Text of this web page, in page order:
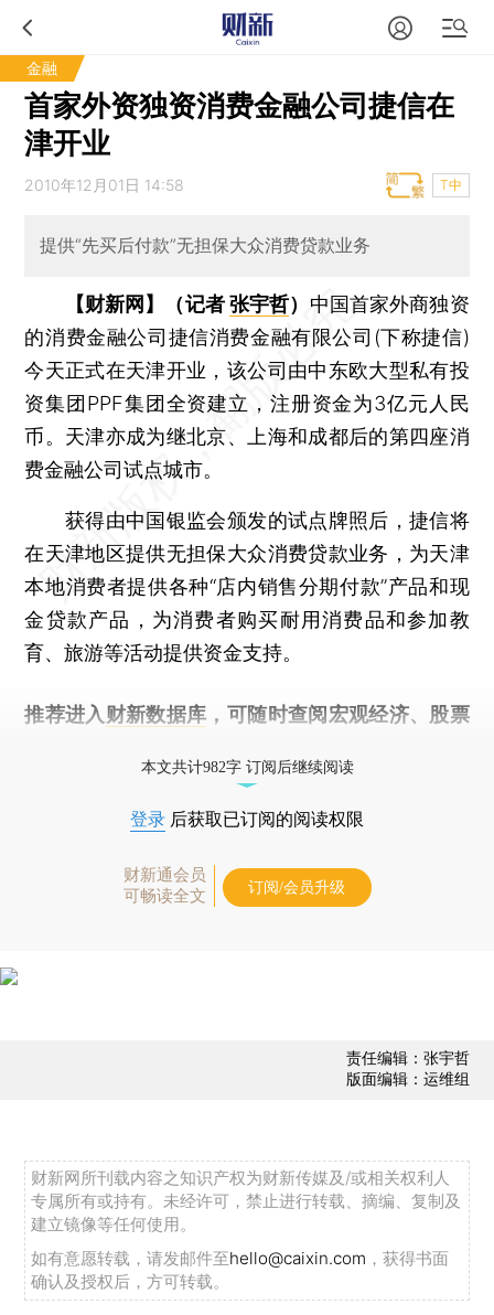
金融
首家外资独资消费金融公司捷信在
津开业
2010年12月01日 14:58 T中
提供“先买后付款”无担保大众消费贷款业务
【财新网】（记者张宇哲） 中国首家外商独资
的消费金融公司捷信消费金融有限公司(下称捷信)
今天正式在天津开业，该公司由中东欧大型私有投
资集团PPF集团全资建立，注册资金为3亿元人民
币。天津亦成为继北京、上海和成都后的第四座消
费金融公司试点城市。
获得由中国银监会颁发的试点牌照后，捷信将
在天津地区提供无担保大众消费贷款业务，为天津
本地消费者提供各种“店内销售分期付款”产品和现
金贷款产品，为消费者购买耐用消费品和参加教
育、旅游等活动提供资金支持。
推荐进入 财新数据库 ，可随时查阅宏观经济、股票
本文共计982字 订阅后继续阅读
登录 后获取已订阅的阅读权限
财新通会员
可畅读全文
订阅/会员升级
责任编辑：张宇哲
版面编辑：运维组
财新网所刊载内容之知识产权为财新传媒及/或相关权利人
专属所有或持有。未经许可，禁止进行转载、摘编、复制及
建立镜像等任何使用。
如有意愿转载，请发邮件至hello@caixin.com ，获得书面
确认及授权后，方可转载。